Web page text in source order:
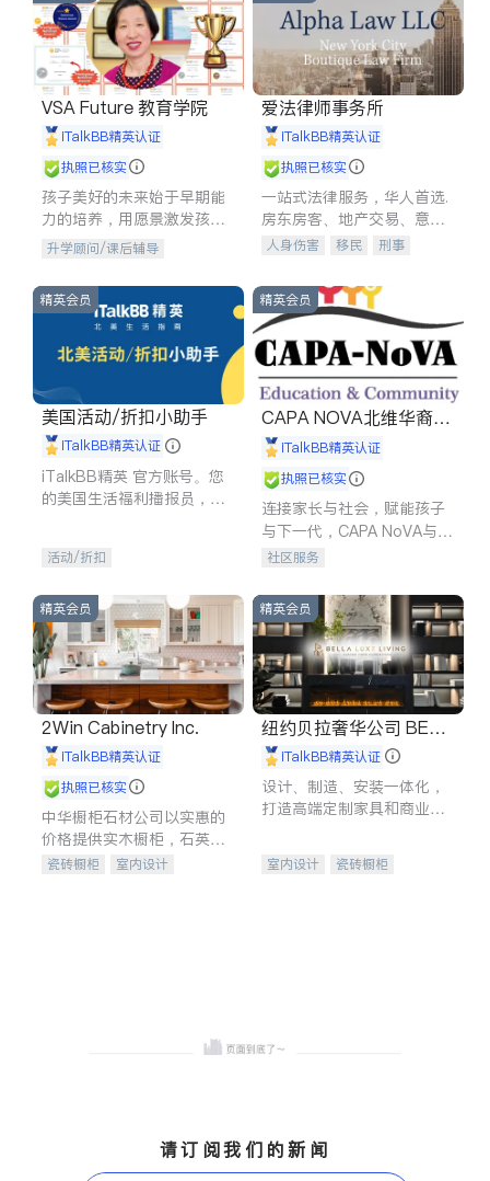
VSA Future 教育学院
iTalkBB精英认证
执照已核实
孩子美好的未来始于早期能
力的培养，用愿景激发孩子
的学习潜力和动力。理念：
拥有成长型心态是成功的基
石。
升学顾问/课后辅导
爱法律师事务所
iTalkBB精英认证
执照已核实
一站式法律服务，华人首选.
房东房客、地产交易、意外
伤害、车祸重伤、商业诉
建筑合同、刑事案件全包办
人身伤害 移民
刑事
信托/遗嘱
商业
索赔
律师-其它 保释
精英会员
美国活动/折扣小助手
iTalkBB精英认证
iTalkBB精英 官方账号。您
的美国生活福利播报员，精
专属福利。
活动/折扣
精英会员
CAPA NOVA北维华裔家
长会iTalkBB精英认证
执照已核实
连接家长与社会，赋能孩子
与下一代，CAPA NoVA与您
携手建设包容、公平、充满
社区服务
精英会员
2Win Cabinetry Inc.
iTalkBB精英认证
执照已核实
中华橱柜石材公司以实惠的
价格提供实木橱柜，石英石
台面，多种优质不锈钢水
瓷砖橱柜
室内设计
精英会员
纽约贝拉奢华公司 BELL
A LUXE
iTalkBB精英认证
设计、制造、安装一体化，
打造高端定制家具和商业空
室内设计
瓷砖橱柜
请订阅我们的新闻